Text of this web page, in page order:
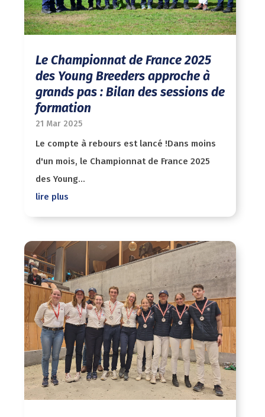
Le Championnat de France 2025
des Young Breeders approche à
grands pas : Bilan des sessions de
formation
21 Mar 2025
Le compte à rebours est lancé !Dans moins
d'un mois, le Championnat de France 2025
des Young...
lire plus